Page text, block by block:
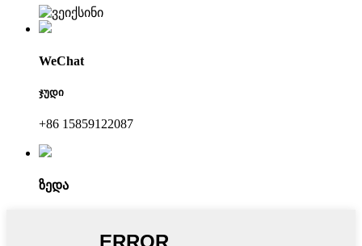
WeChat
ჯუდი
+86 15859122087
ზედა